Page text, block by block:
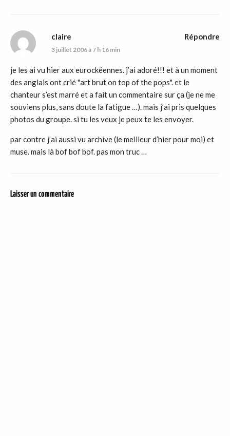
claire
3 juillet 2006 à 7 h 16 min
je les ai vu hier aux eurockéennes. j’ai adoré!!! et à un moment
des anglais ont crié "art brut on top of the pops". et le
chanteur s’est marré et a fait un commentaire sur ça (je ne me
souviens plus, sans doute la fatigue …). mais j’ai pris quelques
photos du groupe. si tu les veux je peux te les envoyer.
par contre j’ai aussi vu archive (le meilleur d’hier pour moi) et
muse. mais là bof bof bof. pas mon truc …
Répondre
Laisser un commentaire